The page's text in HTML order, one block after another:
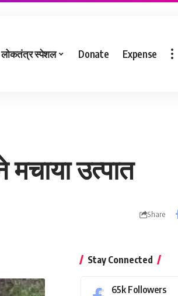
लोकतंत्र स्पेशल Donate Expense
उत्पात
Share
Stay Connected
65k Followers